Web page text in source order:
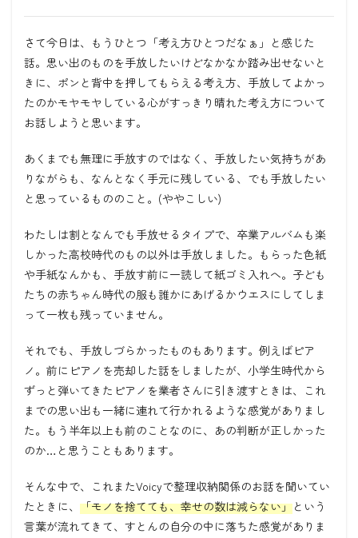
さて今日は、もうひとつ「考え方ひとつだなぁ」と感じた
話。思い出のものを手放したいけどなかなか踏み出せないと
きに、ポンと背中を押してもらえる考え方、手放してよかっ
たのかモヤモヤしている心がすっきり晴れた考え方について
お話しようと思います。
あくまでも無理に手放すのではなく、手放したい気持ちがあ
りながらも、なんとなく手元に残している、でも手放したい
と思っているもののこと。 (ややこしい)
わたしは割となんでも手放せるタイプで、卒業アルバムも楽
しかった高校時代のもの以外は手放しました。もらった色紙
や手紙なんかも、手放す前に一読して紙ゴミ入れへ。子ども
たちの赤ちゃん時代の服も誰かにあげるかウエスにしてしま
って一枚も残っていません。
それでも、手放しづらかったものもあります。例えばピア
ノ。前にピアノを売却した話をしましたが、小学生時代から
ずっと弾いてきたピアノを業者さんに引き渡すときは、これ
までの思い出も一緒に連れて行かれるような感覚がありまし
た。もう半年以上も前のことなのに、あの判断が正しかった
のか… と思うこともあります。
そんな中で、これまたVoicyで整理収納関係のお話を聞いてい
たときに、 「モノを捨てても、幸せの数は減らない」という
言葉が流れてきて、すとんの自分の中に落ちた感覚がありま